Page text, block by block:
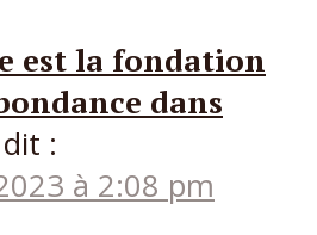
est la fondation
dans
dit :
à 2:08 pm